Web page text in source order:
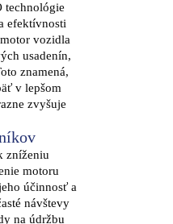
technológie
efektívnosti
vozidla
usadenín,
znamená,
v lepšom
zvyšuje
zníženiu
motoru
účinnosť a
návštevy
na údržbu